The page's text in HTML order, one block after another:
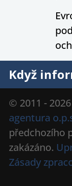
Když
© 2011 -
agentura
předchozího
zakázáno.
Zásady